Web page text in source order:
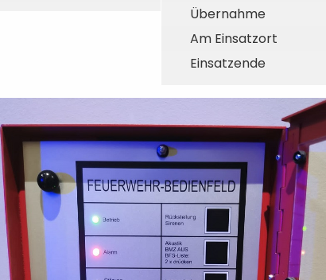
Übernahme
Am Einsatzort
Einsatzende